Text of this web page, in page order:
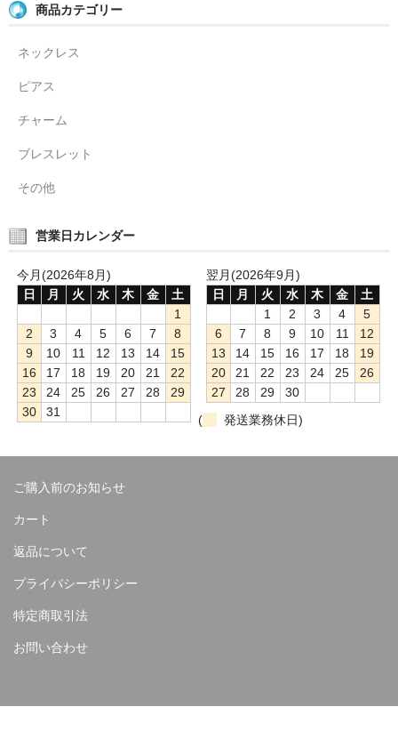
商品カテゴリー
ネックレス
ピアス
チャーム
ブレスレット
その他
営業日カレンダー
今月(2026年8月)
日
月 火 水 木 金
土
1
2
3 4 5 6 7
8
9
10 11 12 13 14
15
16
17 18 19 20 21
22
23
24 25 26 27 28
29
30
31
翌月(2026年9月)
日
月 火 水 木 金
土
1
2 3 4
5
6
7 8 9 10 11
12
13
14 15 16 17 18
19
20
21 22 23 24 25
26
27
28 29
30
(
発送業務休日)
ご購入前のお知らせ
カート
返品について
プライバシーポリシー
特定商取引法
お問い合わせ